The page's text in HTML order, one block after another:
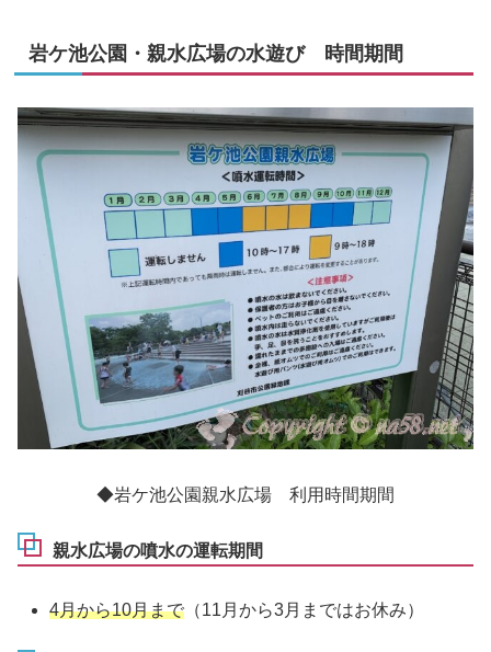
岩ケ池公園・親水広場の水遊び 時間期間
◆岩ケ池公園親水広場 利用時間期間
親水広場の噴水の運転期間
4月から10月まで （11月から3月まではお休み）